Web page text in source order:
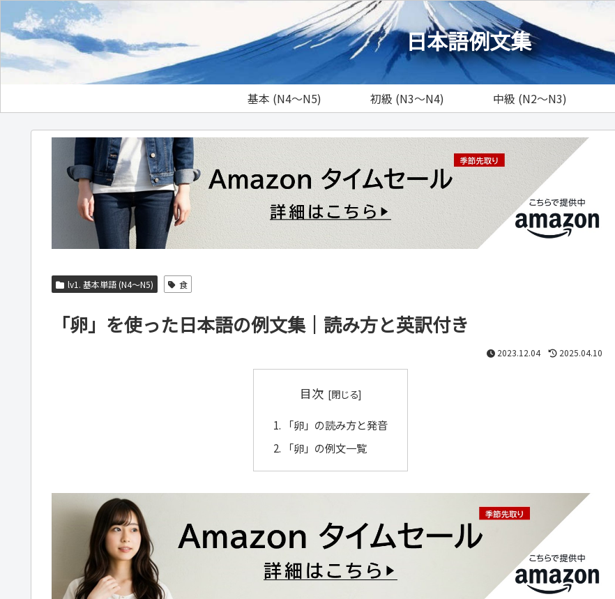
日本語例文集
基本 (N4～N5) 初級 (N3～N4) 中級 (N2～N3)
lv1. 基本単語 (N4～N5) 食
「卵」を使った日本語の例文集｜読み方と英訳付き
2023.12.04 2025.04.10
目次
「卵」の読み方と発音
「卵」の例文一覧